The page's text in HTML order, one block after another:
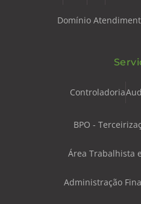
Domínio
Controladoria
BPO -
Área Trabalhista
Administração